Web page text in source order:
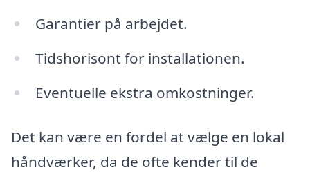
Garantier på arbejdet.
Tidshorisont for installationen.
Eventuelle ekstra omkostninger.
Det kan være en fordel at vælge en lokal
håndværker, da de ofte kender til de